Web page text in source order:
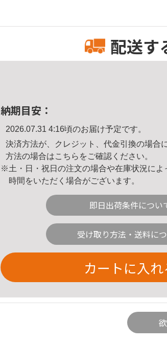
配送す
納期目安：
2026.07.31 4:16頃のお届け予定です。
決済方法が、クレジット、代金引換の場合
方法の場合はこちら をご確認ください。
※土・日・祝日の注文の場合や在庫状況によ
時間をいただく場合がございます。
即日出荷条件につい
受け取り方法・送料に
カートに入れ